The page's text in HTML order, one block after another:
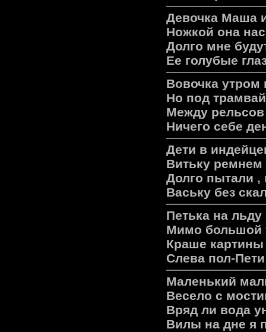
Девочка Маша
Ножкой она
Долго мне
Ее голубые
Вовочка
Но под
Между рельсов
Ничего себе
Дети в
Витьку pемнем
Долго пытали ,
Ваську без
Петька на льду
Мимо большой
Кpаше каpтины
Слева пол-
Маленький
Весело с
Вряд ли вода
Вилы на дне я